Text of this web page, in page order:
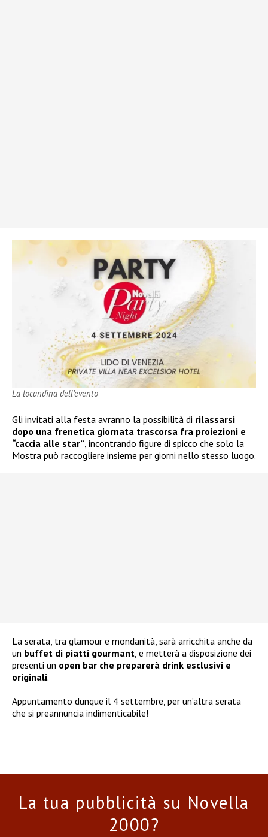
La locandina dell’evento
Gli invitati alla festa avranno la possibilità di rilassarsi
dopo una frenetica giornata trascorsa fra proiezioni e
“caccia alle star”, incontrando figure di spicco che solo la
Mostra può raccogliere insieme per giorni nello stesso luogo.
La serata, tra glamour e mondanità, sarà arricchita anche da
un buffet di piatti gourmant, e metterà a disposizione dei
presenti un open bar che preparerà drink esclusivi e
originali.
Appuntamento dunque il 4 settembre, per un’altra serata
che si preannuncia indimenticabile!
La tua pubblicità su Novella
2000?